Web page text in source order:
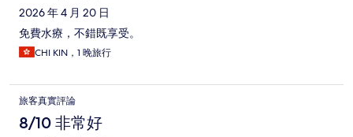
2026 年 4 月 20 日
免費水療，不錯既享受。
CHI KIN，1 晚旅行
旅客真實評論
8/10 非常好